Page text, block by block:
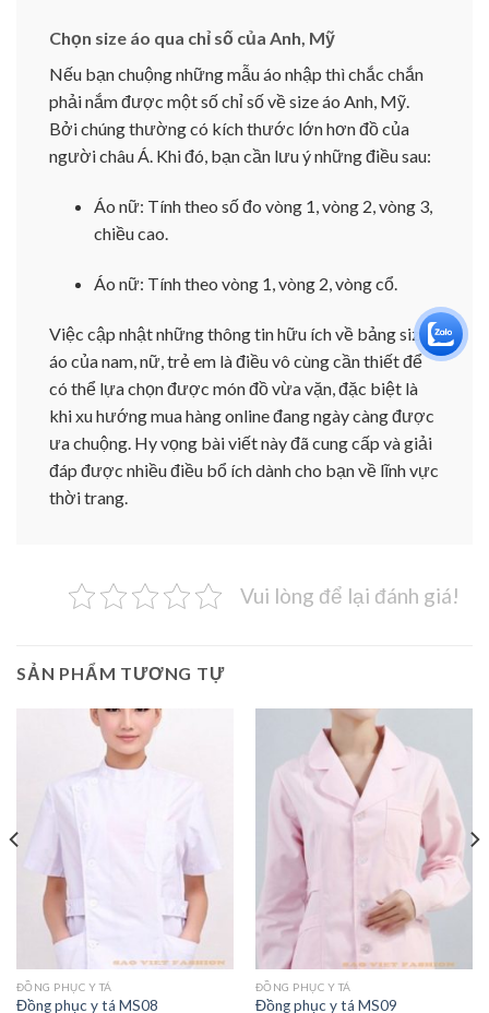
Chọn size áo qua chỉ số của Anh, Mỹ
Nếu bạn chuộng những mẫu áo nhập thì chắc chắn
phải nắm được một số chỉ số về size áo Anh, Mỹ.
Bởi chúng thường có kích thước lớn hơn đồ của
người châu Á. Khi đó, bạn cần lưu ý những điều sau:
Áo nữ: Tính theo số đo vòng 1, vòng 2, vòng 3,
chiều cao.
Áo nữ: Tính theo vòng 1, vòng 2, vòng cổ.
Việc cập nhật những thông tin hữu ích về bảng size
áo của nam, nữ, trẻ em là điều vô cùng cần thiết để
có thể lựa chọn được món đồ vừa vặn, đặc biệt là
khi xu hướng mua hàng online đang ngày càng được
ưa chuộng. Hy vọng bài viết này đã cung cấp và giải
đáp được nhiều điều bổ ích dành cho bạn về lĩnh vực
thời trang.
Vui lòng để lại đánh giá!
SẢN PHẨM TƯƠNG TỰ
ĐỒNG PHỤC Y TÁ
Đồng phục y tá MS08
ĐỒNG PHỤC Y TÁ
Đồng phục y tá MS09